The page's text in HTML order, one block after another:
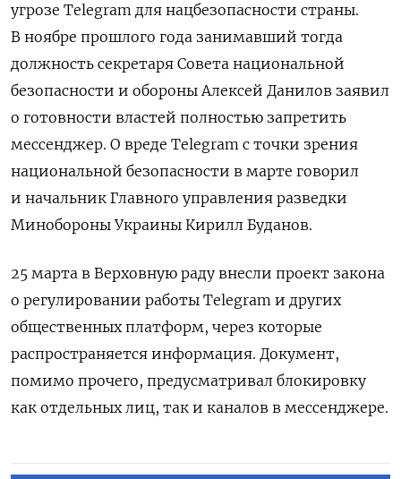
угрозе Telegram для нацбезопасности страны.
В ноябре прошлого года занимавший тогда
должность секретаря Совета национальной
безопасности и обороны Алексей Данилов заявил
о готовности властей полностью запретить
мессенджер. О вреде Telegram с точки зрения
национальной безопасности в марте говорил
и начальник Главного управления разведки
Минобороны Украины Кирилл Буданов.
25 марта в Верховную раду внесли проект закона
о регулировании работы Telegram и других
общественных платформ, через которые
распространяется информация. Документ,
помимо прочего, предусматривал блокировку
как отдельных лиц, так и каналов в мессенджере.